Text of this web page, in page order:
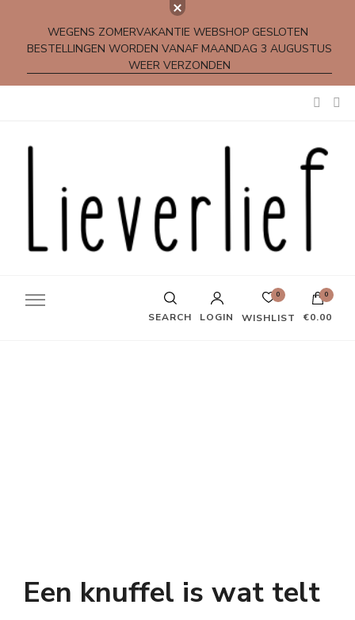
WEGENS ZOMERVAKANTIE WEBSHOP GESLOTEN
BESTELLINGEN WORDEN VANAF MAANDAG 3 AUGUSTUS
WEER VERZONDEN
SEARCH LOGIN
0
WISHLIST
0
€0.00
Een knuffel is wat telt